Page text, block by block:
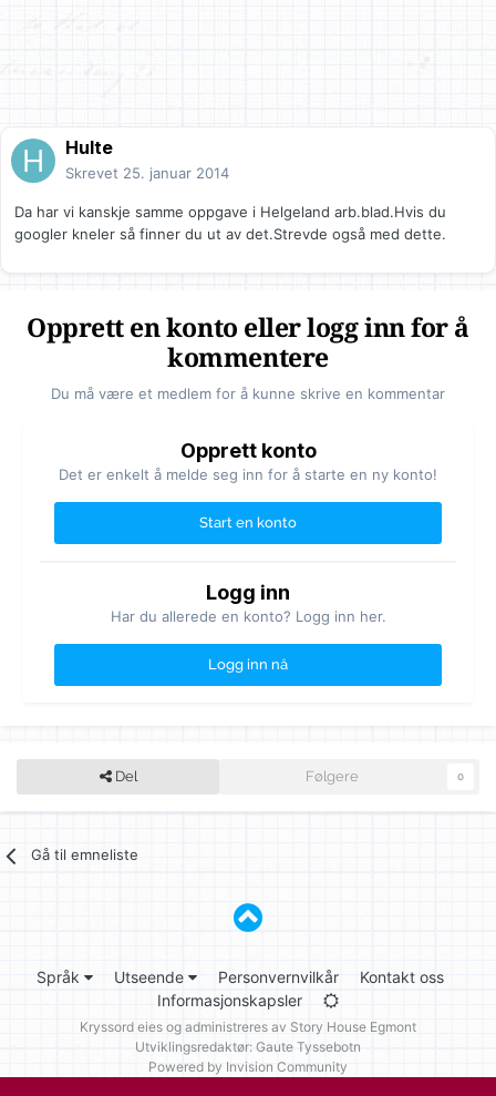
Hulte
Skrevet 25. januar 2014
Da har vi kanskje samme oppgave i Helgeland arb.blad.Hvis du
googler kneler så finner du ut av det.Strevde også med dette.
Opprett en konto eller logg inn for å
kommentere
Du må være et medlem for å kunne skrive en kommentar
Opprett konto
Det er enkelt å melde seg inn for å starte en ny konto!
Start en konto
Logg inn
Har du allerede en konto? Logg inn her.
Logg inn nå
Del Følgere 0
Gå til emneliste
Språk Utseende Personvernvilkår
Kontakt oss
Informasjonskapsler
Kryssord eies og administreres av Story House Egmont
Utviklingsredaktør: Gaute Tyssebotn
Powered by Invision Community